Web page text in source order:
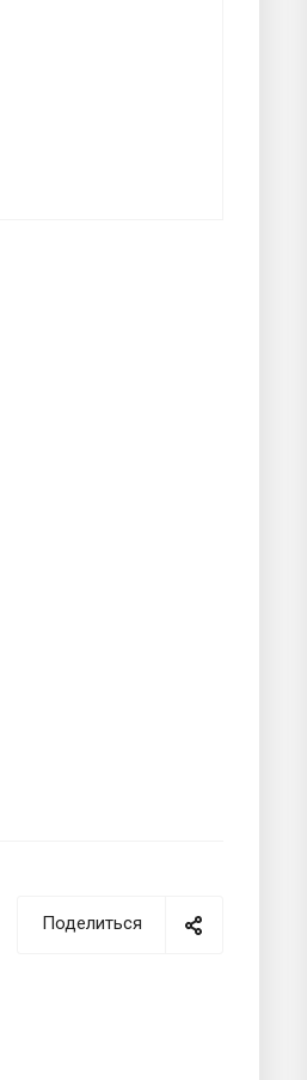
Поделиться